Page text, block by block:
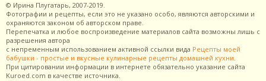
© Ирина Плугатарь, 2007-2019.
Фотографии и рецепты, если это не указано особо, являются авторскими и
охраняются законом об авторском праве.
Перепечатка и любое воспроизведение материалов сайта возможны лишь с
разрешения автора
с непременным использованием активной ссылки вида Рецепты моей
бабушки - простые и вкусные кулинарные рецепты домашней кухни.
При цитировании информации в интернете обязательно указание сайта
Kuroed.com в качестве источника.